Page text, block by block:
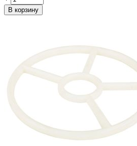
В корзину